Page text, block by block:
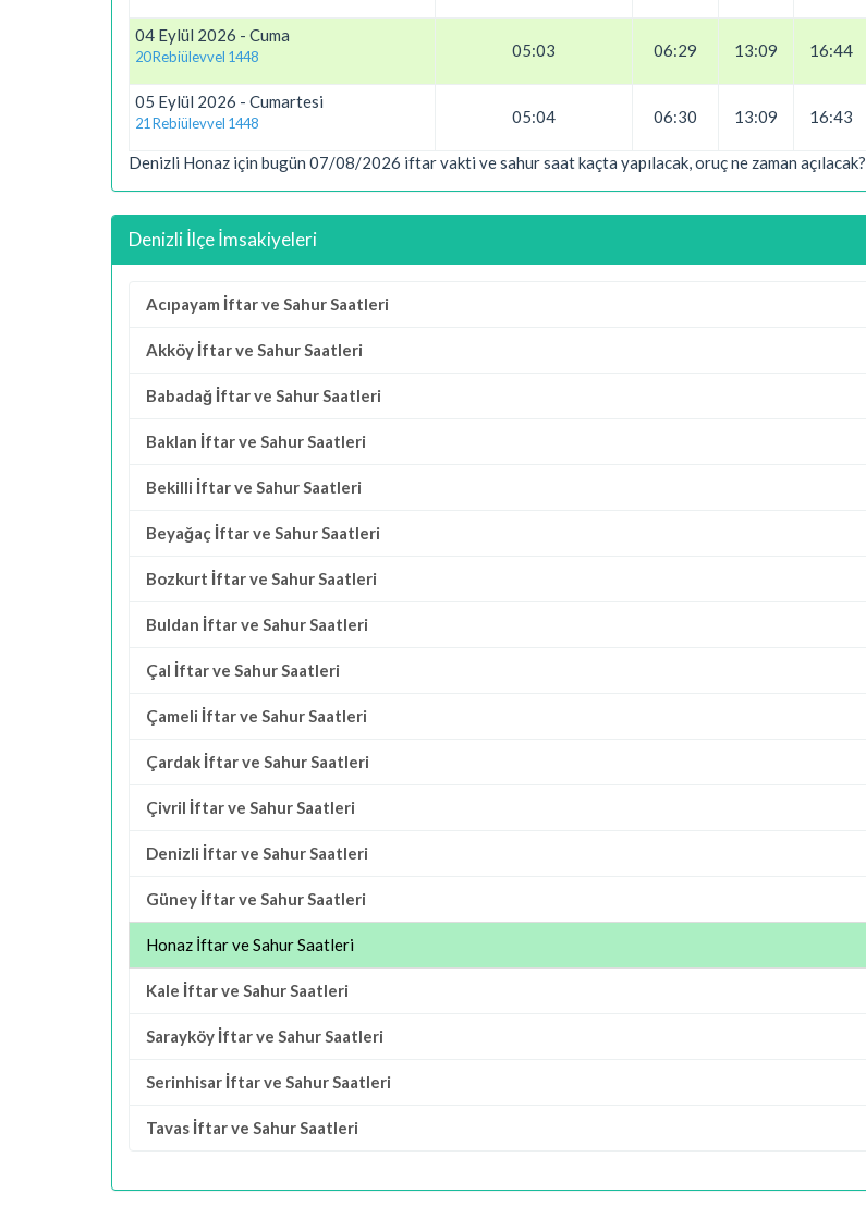
04 Eylül 2026 - Cuma
20 Rebiülevvel 1448 05:03 06:29 13:09 16:44
05 Eylül 2026 - Cumartesi
21 Rebiülevvel 1448 05:04 06:30 13:09 16:43
Denizli Honaz için bugün 07/08/2026 iftar vakti ve sahur saat kaçta yapılacak, oruç ne zaman açılacak?
Denizli İlçe İmsakiyeleri
Acıpayam İftar ve Sahur Saatleri
Akköy İftar ve Sahur Saatleri
Babadağ İftar ve Sahur Saatleri
Baklan İftar ve Sahur Saatleri
Bekilli İftar ve Sahur Saatleri
Beyağaç İftar ve Sahur Saatleri
Bozkurt İftar ve Sahur Saatleri
Buldan İftar ve Sahur Saatleri
Çal İftar ve Sahur Saatleri
Çameli İftar ve Sahur Saatleri
Çardak İftar ve Sahur Saatleri
Çivril İftar ve Sahur Saatleri
Denizli İftar ve Sahur Saatleri
Güney İftar ve Sahur Saatleri
Honaz İftar ve Sahur Saatleri
Kale İftar ve Sahur Saatleri
Sarayköy İftar ve Sahur Saatleri
Serinhisar İftar ve Sahur Saatleri
Tavas İftar ve Sahur Saatleri